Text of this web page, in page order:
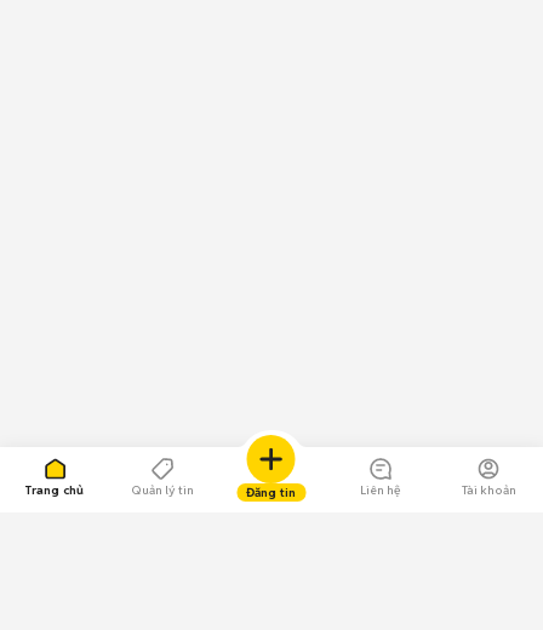
Trang chủ Quản lý tin Đăng tin Liên hệ Tài khoản